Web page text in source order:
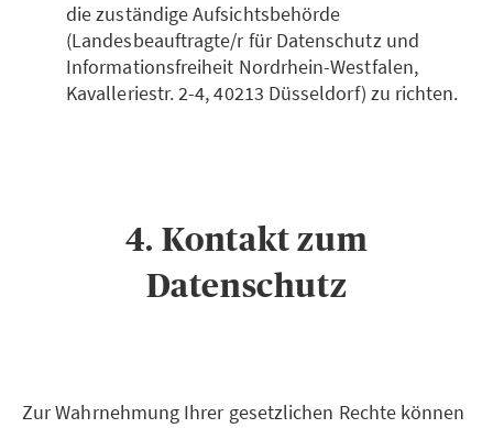
die zuständige Aufsichtsbehörde
(Landesbeauftragte/r für Datenschutz und
Informationsfreiheit Nordrhein-Westfalen,
Kavalleriestr. 2-4, 40213 Düsseldorf) zu richten.
4. Kontakt zum
Datenschutz
Zur Wahrnehmung Ihrer gesetzlichen Rechte können